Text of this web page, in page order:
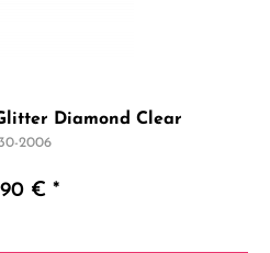
Diamond Clear
30-2006
€ *